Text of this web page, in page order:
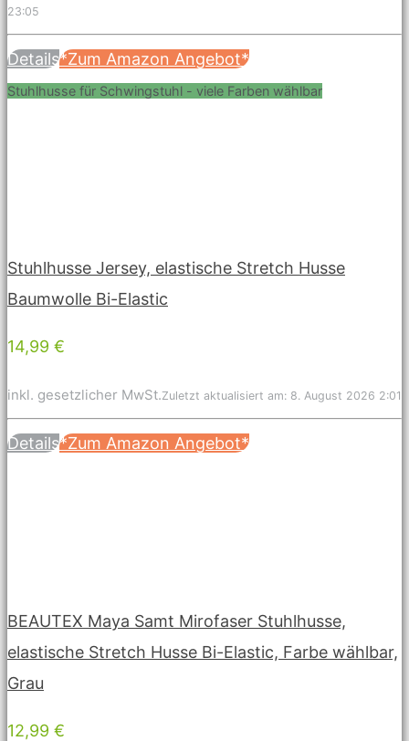
23:05
Details*Zum Amazon Angebot*
Stuhlhusse für Schwingstuhl - viele Farben wählbar
Stuhlhusse Jersey, elastische Stretch Husse
Baumwolle Bi-Elastic
14,99 €
inkl. gesetzlicher MwSt.Zuletzt aktualisiert am: 8. August 2026 2:01
Details*Zum Amazon Angebot*
BEAUTEX Maya Samt Mirofaser Stuhlhusse,
elastische Stretch Husse Bi-Elastic, Farbe wählbar,
Grau
12,99 €